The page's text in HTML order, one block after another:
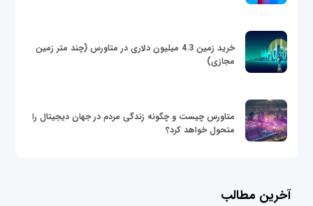
خرید زمین 4.3 میلیون دلاری در متاورس (چند متر زمین
مجازی)
متاورس چیست و چگونه زندگی مردم در جهان دیجیتال را
متحول خواهد کرد؟
آخرین مطالب